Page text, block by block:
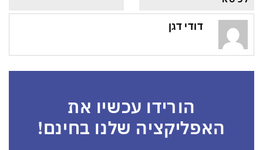
דודי דגן
הורידו עכשיו את
האפליקציה שלנו בחינם!